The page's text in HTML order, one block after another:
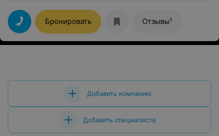
обслуживания заведения по пятибалльной системе
"-3". Если вы когда-нибудь соберётесь туда пойти ,
берите с собой официантов , администратора и
директора, т.к. эти люди напрочь отсутствуют.
Ужасное отношение администратора ( он же
Бронировать Отзывы1
Добавить компанию
Добавить специалиста